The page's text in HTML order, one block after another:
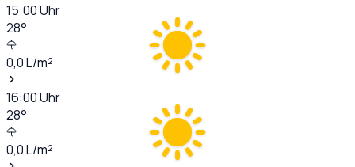
15:00Uhr
28°
0,0L/m²
16:00Uhr
28°
0,0L/m²